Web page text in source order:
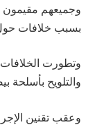
وجميعهم مقيمون
بسبب خلافات
وتطورت الخلافات
والتلويح بأسلحة
وعقب تقنين